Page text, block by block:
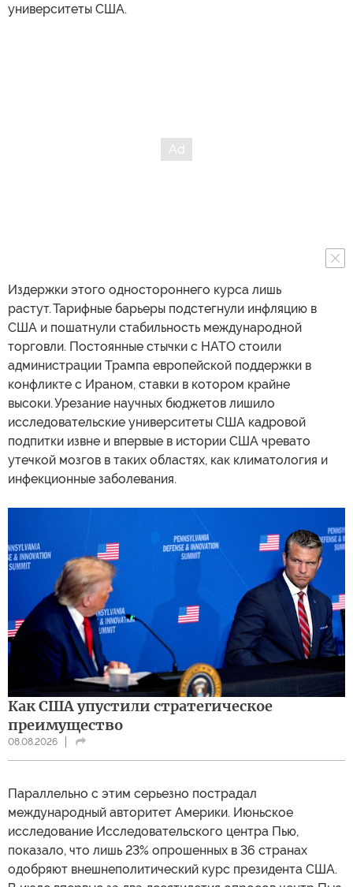
университеты США.
Издержки этого одностороннего курса лишь
растут. Тарифные барьеры подстегнули инфляцию в
США и пошатнули стабильность международной
торговли. Постоянные стычки с НАТО стоили
администрации Трампа европейской поддержки в
конфликте с Ираном, ставки в котором крайне
высоки. Урезание научных бюджетов лишило
исследовательские университеты США кадровой
подпитки извне и впервые в истории США чревато
утечкой мозгов в таких областях, как климатология и
инфекционные заболевания.
Как США упустили стратегическое
преимущество
08.08.2026
Параллельно с этим серьезно пострадал
международный авторитет Америки. Июньское
исследование Исследовательского центра Пью,
показало, что лишь 23% опрошенных в 36 странах
одобряют внешнеполитический курс президента США.